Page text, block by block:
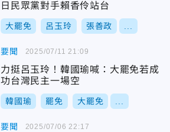
日民眾黨對手賴香伶站台
大罷免 呂玉玲 張善政
要聞
力挺呂玉玲！韓國瑜喊：大罷免若成
功台灣民主一場空
韓國瑜 罷免 大罷免
2025/07/11 21:09
要聞 2025/07/06 22:17